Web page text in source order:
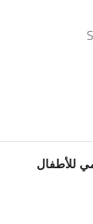
للأطفال